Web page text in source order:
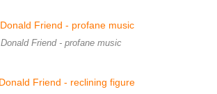
Donald Friend - profane music